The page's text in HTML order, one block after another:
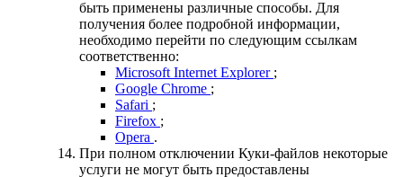
быть применены различные способы. Для
получения более подробной информации,
необходимо перейти по следующим ссылкам
соответственно:
Microsoft Internet Explorer ;
Google Chrome ;
Safari ;
Firefox ;
Opera .
При полном отключении Куки-файлов некоторые
услуги не могут быть предоставлены